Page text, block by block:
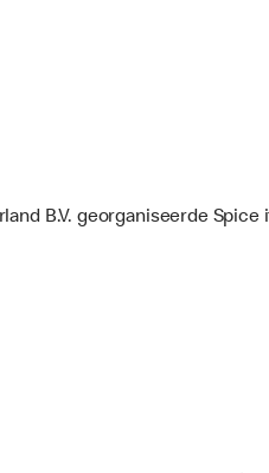
B.V. georganiseerde Spice